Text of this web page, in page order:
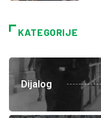
KATEGORIJE
Dijalog